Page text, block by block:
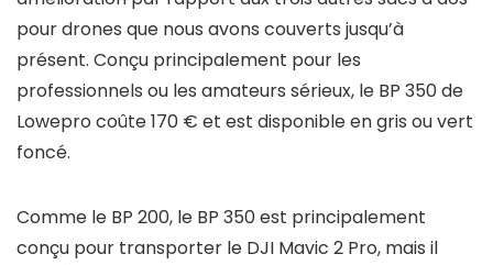
pour drones que nous avons couverts jusqu’à
présent. Conçu principalement pour les
professionnels ou les amateurs sérieux, le BP 350 de
Lowepro coûte 170 € et est disponible en gris ou vert
foncé.
Comme le BP 200, le BP 350 est principalement
conçu pour transporter le DJI Mavic 2 Pro, mais il